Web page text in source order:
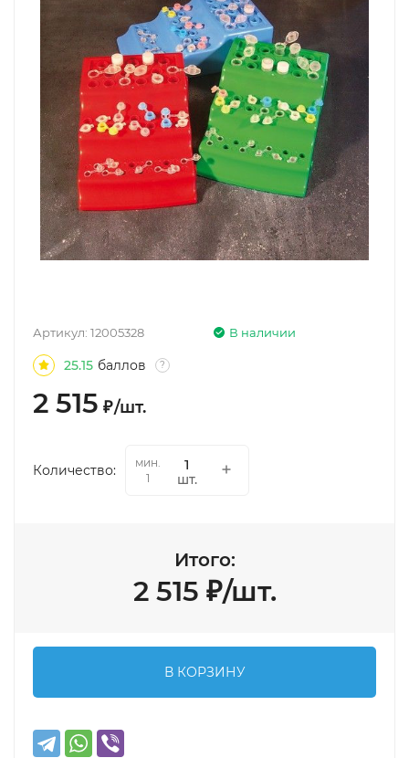
В наличии
Артикул: 12005328
25.15 баллов ?
2 515 ₽/шт.
Количество:
мин.
1
шт.
Итого:
2 515 ₽/шт.
В КОРЗИНУ